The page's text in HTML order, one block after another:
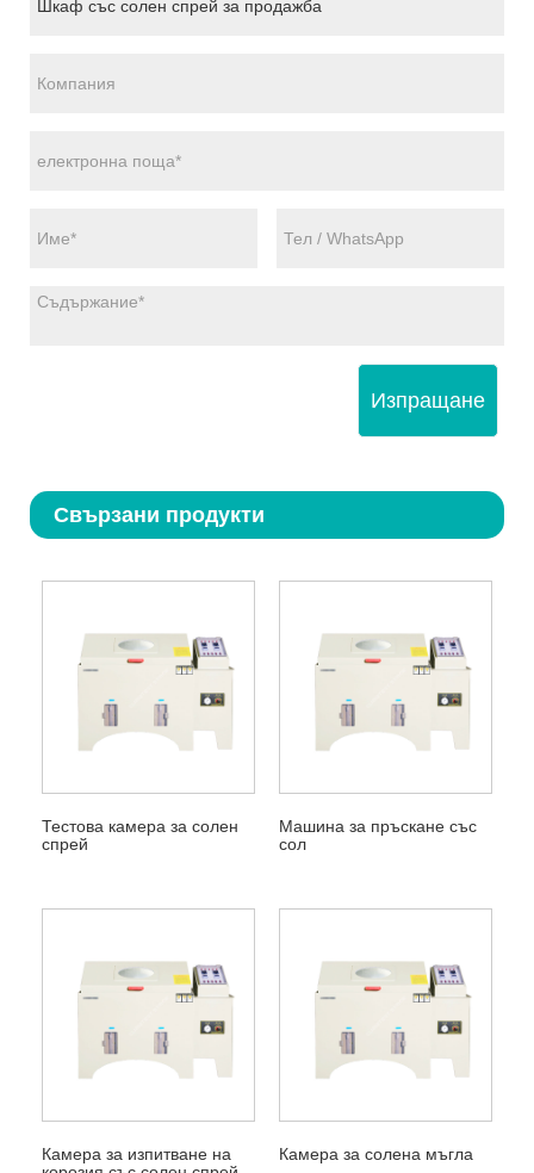
Изпращане
Свързани продукти
Тестова камера за солен
спрей
Машина за пръскане със
сол
Камера за изпитване на
Камера за солена мъгла